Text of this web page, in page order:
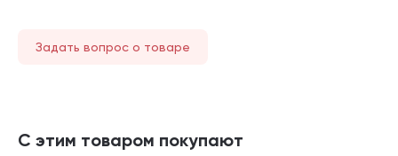
Задать вопрос о товаре
С этим товаром покупают